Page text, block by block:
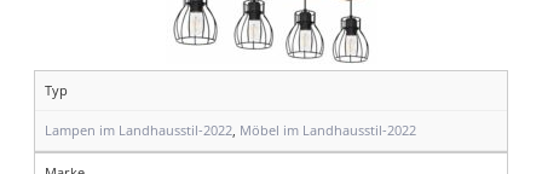
Typ
Lampen im Landhausstil-2022, Möbel im Landhausstil-2022